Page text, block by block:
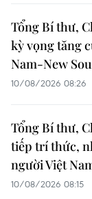
Tổng Bí thư,
kỳ vọng tăng
Nam-New
10/08/2026 08:26
Tổng Bí thư,
tiếp trí thức,
người Việt
10/08/2026 08:15